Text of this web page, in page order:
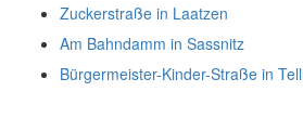
Zuckerstraße in Laatzen
Am Bahndamm in Sassnitz
Bürgermeister-Kinder-Straße in